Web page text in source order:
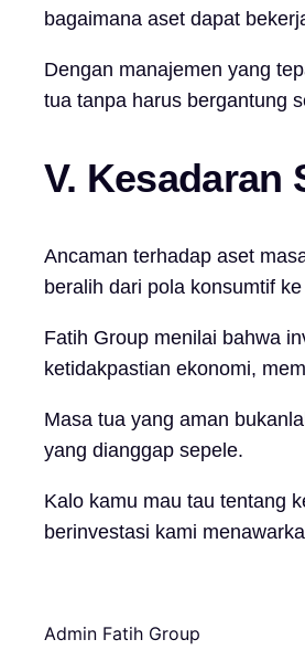
bagaimana aset dapat
Dengan manajemen yang
tua tanpa harus bergantung
V. Kesadaran
Ancaman terhadap aset
beralih dari pola konsumtif
Fatih Group menilai bahwa
ketidakpastian ekonomi,
Masa tua yang aman
yang dianggap sepele.
Kalo kamu mau tau tentang
berinvestasi kami
Admin Fatih Group